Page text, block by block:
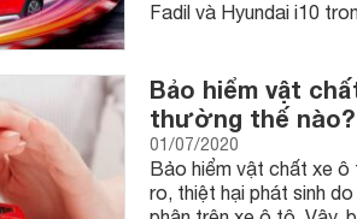
Fadil và Hyundai i10
Bảo hiểm vật
thường thế nào?
01/07/2020
Bảo hiểm vật chất xe
ro, thiệt hại phát sinh